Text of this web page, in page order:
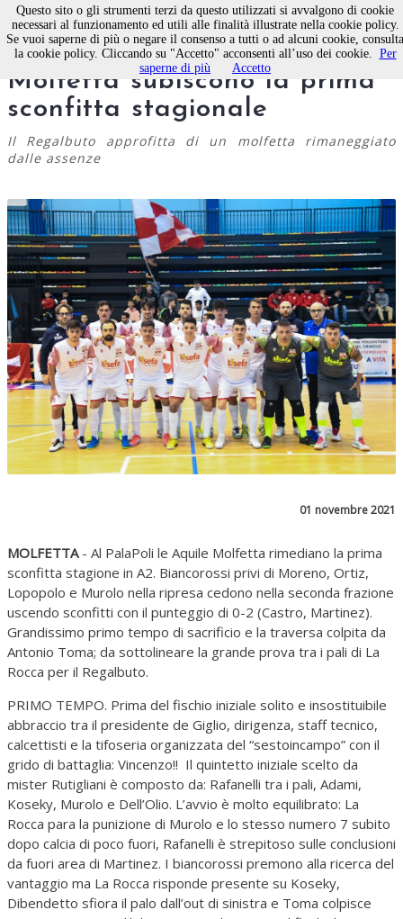
Calcio a 5 maschile, le Aquile
Molfetta subiscono la prima
sconfitta stagionale
Il Regalbuto approfitta di un molfetta rimaneggiato
dalle assenze
01 novembre 2021
MOLFETTA- Al PalaPoli le Aquile Molfetta rimediano la prima
sconfitta stagione in A2. Biancorossi privi di Moreno, Ortiz,
Lopopolo e Murolo nella ripresa cedono nella seconda frazione
uscendo sconfitti con il punteggio di 0-2 (Castro, Martinez).
Grandissimo primo tempo di sacrificio e la traversa colpita da
Antonio Toma; da sottolineare la grande prova tra i pali di La
Rocca per il Regalbuto.
PRIMO TEMPO. Prima del fischio iniziale solito e insostituibile
abbraccio tra il presidente de Giglio, dirigenza, staff tecnico,
calcettisti e la tifoseria organizzata del “sestoincampo” con il
grido di battaglia: Vincenzo!! Il quintetto iniziale scelto da
mister Rutigliani è composto da: Rafanelli tra i pali, Adami,
Koseky, Murolo e Dell’Olio. L’avvio è molto equilibrato: La
Rocca para la punizione di Murolo e lo stesso numero 7 subito
dopo calcia di poco fuori, Rafanelli è strepitoso sulle conclusioni
da fuori area di Martinez. I biancorossi premono alla ricerca del
vantaggio ma La Rocca risponde presente su Koseky,
Dibendetto sfiora il palo dall’out di sinistra e Toma colpisce
Questo sito o gli strumenti terzi da questo utilizzati si avvalgono di cookie
necessari al funzionamento ed utili alle finalità illustrate nella cookie policy.
Se vuoi saperne di più o negare il consenso a tutti o ad alcuni cookie, consulta
la cookie policy. Cliccando su "Accetto" acconsenti all’uso dei cookie. Per
saperne di più
Accetto